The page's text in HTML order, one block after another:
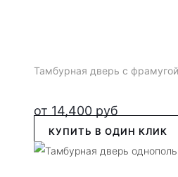
Тамбурная дверь с
от 14,400 руб
КУПИТЬ В ОДИН КЛИК